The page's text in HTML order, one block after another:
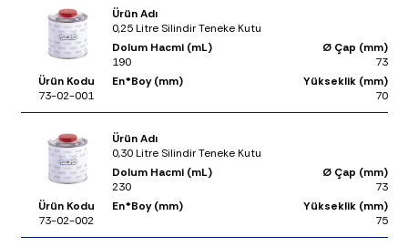
Ürün Adı
0,25 Litre Silindir Teneke Kutu
Dolum Hacmi (mL)
190
Ø Çap (mm)
73
Ürün Kodu
73-02-001
En*Boy (mm)
Yükseklik (mm)
70
Ürün Adı
0,30 Litre Silindir Teneke Kutu
Dolum Hacmi (mL)
230
Ø Çap (mm)
73
Ürün Kodu
73-02-002
En*Boy (mm)
Yükseklik (mm)
75